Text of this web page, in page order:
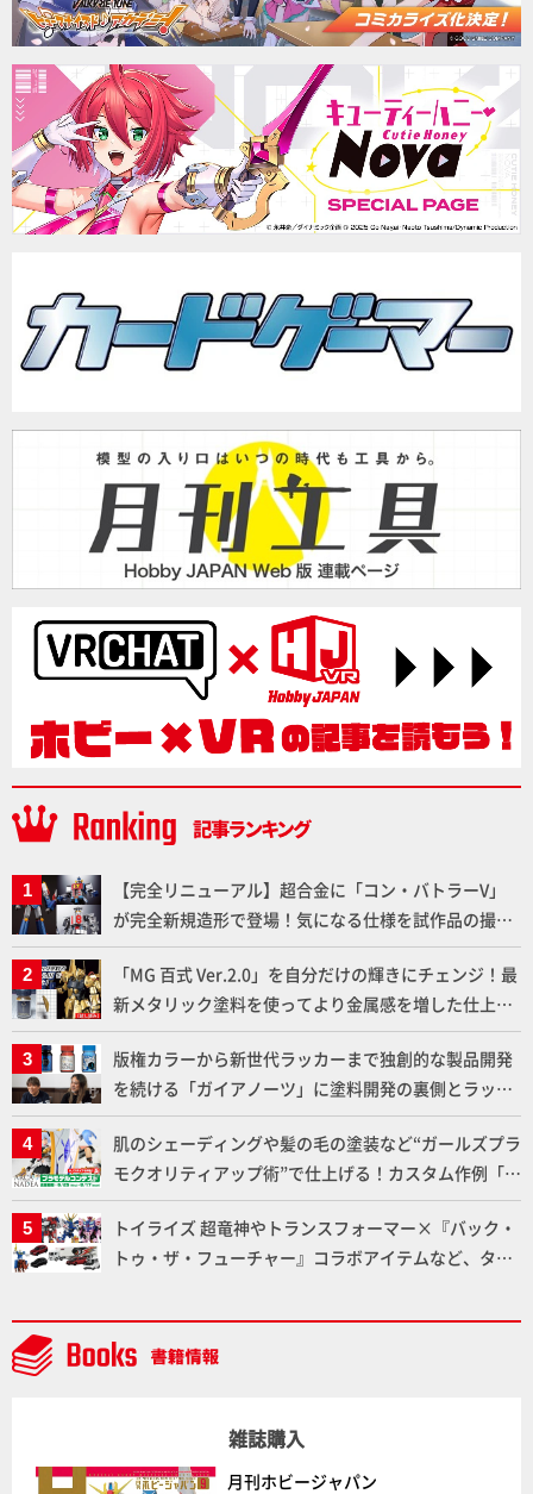
【完全リニューアル】超合金に「コン・バトラーV」
が完全新規造形で登場！気になる仕様を試作品の撮り
下ろしでご紹介!!さらに「大鉄人17」＆「ワンエイ
ト」セット情報もお届け！【超合金の魂】
「MG 百式 Ver.2.0」を自分だけの輝きにチェンジ！最
新メタリック塗料を使ってより金属感を増した仕上が
りに!!【試し読み】
版権カラーから新世代ラッカーまで独創的な製品開発
を続ける「ガイアノーツ」に塗料開発の裏側とラッカ
ー塗料の未来についてインタビュー！
肌のシェーディングや髪の毛の塗装など“ガールズプラ
モクオリティアップ術”で仕上げる！カスタム作例「白
騎士ソフィエラ」が完成！【「アルカナディアプラモ
デルコンテスト」～8月17日（月）11:59まで応募受付
中】
トイライズ 超竜神やトランスフォーマー×『バック・
トゥ・ザ・フューチャー』コラボアイテムなど、タカ
NEWITEM】
雑誌購入
月刊ホビージャパン